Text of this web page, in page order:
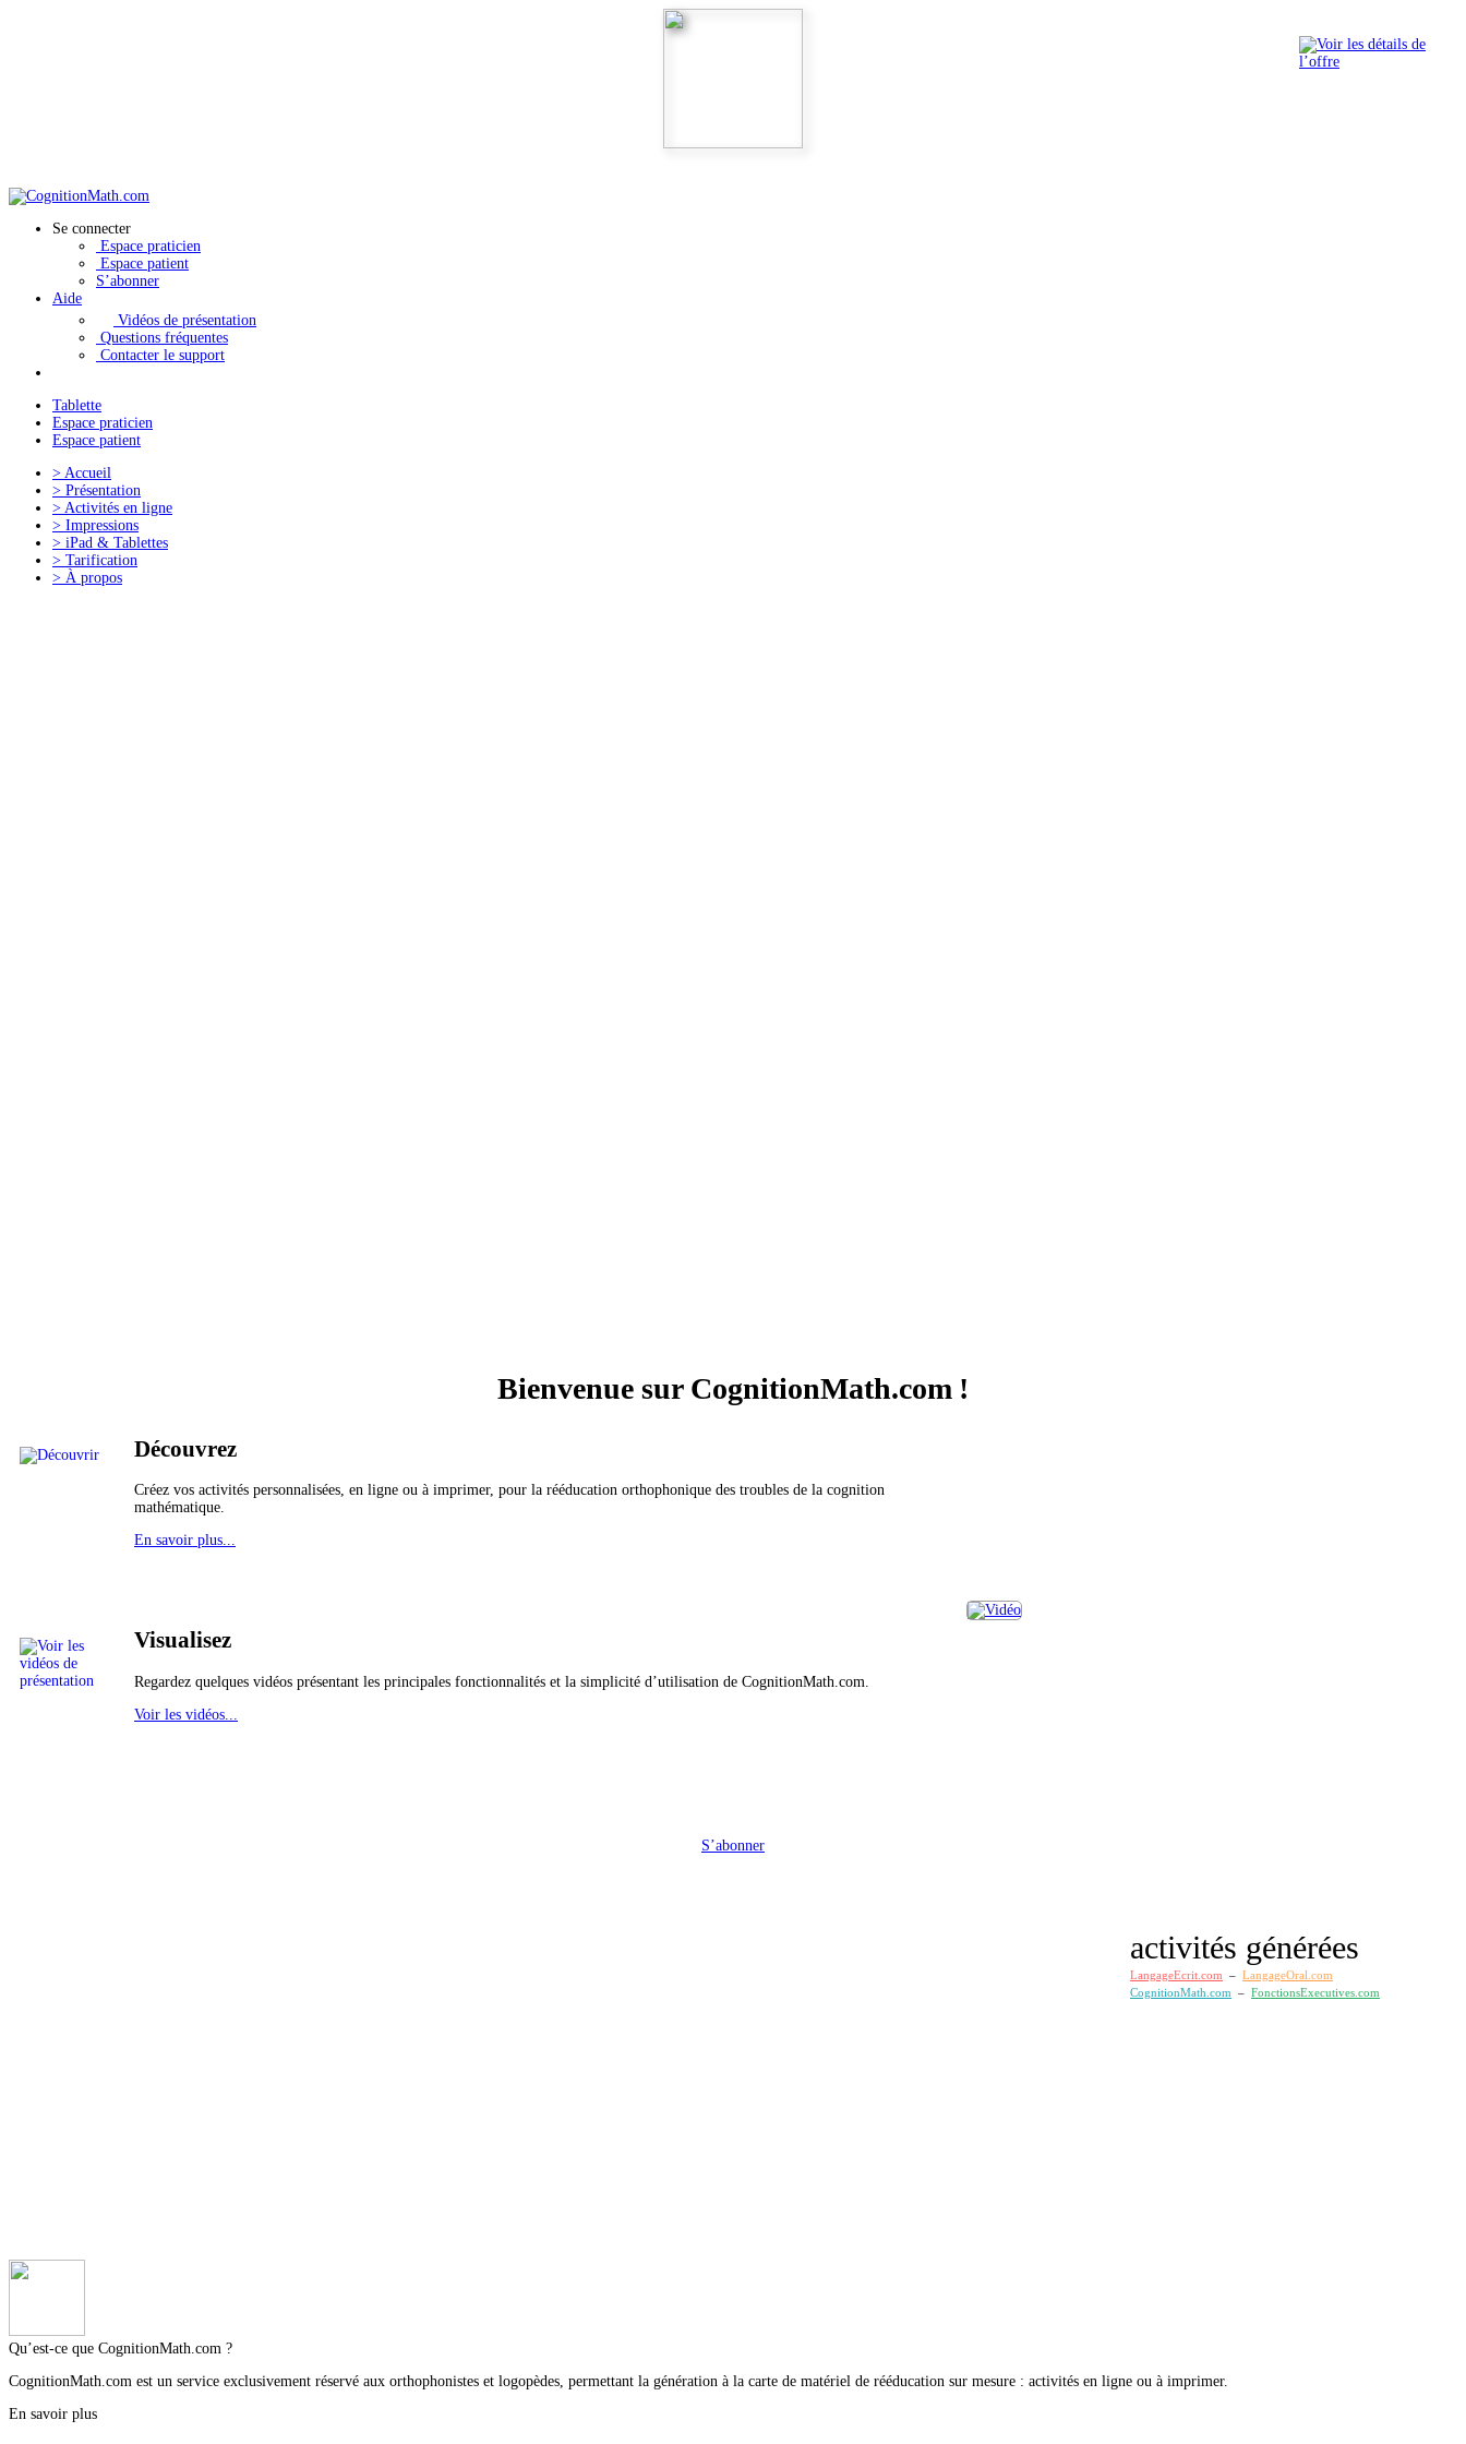
Se connecter
Espace praticien
Espace patient
S’abonner
Aide
Vidéos de présentation
Questions fréquentes
Contacter le support
Tablette
Espace praticien
Espace patient
> Accueil
> Présentation
> Activités en ligne
> Impressions
> iPad & Tablettes
> Tarification
> À propos
Bienvenue sur CognitionMath.com !
Découvrez
Créez vos activités personnalisées, en ligne ou à imprimer, pour la rééducation orthophonique des troubles de la cognition
mathématique.
En savoir plus...
Visualisez
Regardez quelques vidéos présentant les principales fonctionnalités et la simplicité d’utilisation de CognitionMath.com.
Voir les vidéos...
S’abonner
activités générées
LangageEcrit.com – LangageOral.com
CognitionMath.com – FonctionsExecutives.com
Qu’est-ce que CognitionMath.com ?
CognitionMath.com est un service exclusivement réservé aux orthophonistes et logopèdes, permettant la génération à la carte de matériel de rééducation sur mesure : activités en ligne ou à imprimer.
En savoir plus